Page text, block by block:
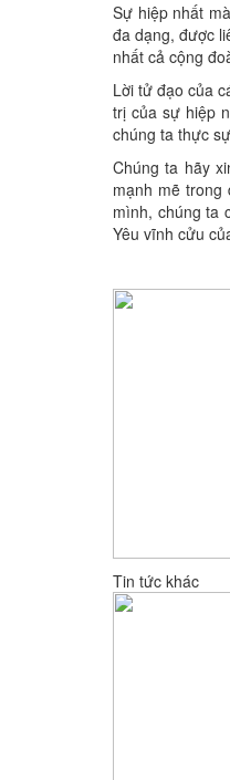
Sự hiệp nhất
đa dạng, được
nhất cả cộng
Lời tử đạo của
trị của sự hiệp
chúng ta thực
Chúng ta hãy
mạnh mẽ trong
mình, chúng ta
Yêu vĩnh cửu
Tin tức khác